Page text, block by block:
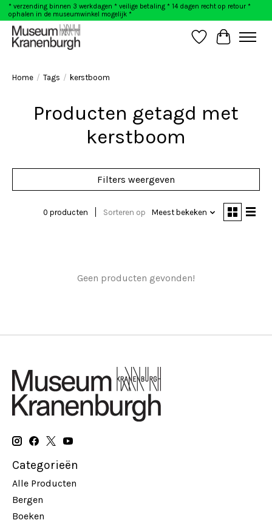
* verzending binnen 3 werkdagen * veilige betaling * 14 dagen recht op retour *
ophalen in de museumwinkel mogelijk *
Verlanglijst
Home / Tags / kerstboom
Producten getagd met
kerstboom
Filters weergeven
0 producten Sorteren op Meest bekeken
Geen producten gevonden!
Categorieën
Alle Producten
Bergen
Boeken